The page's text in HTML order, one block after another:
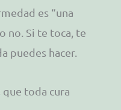
es “una
no. Si te toca, te
puedes hacer.
que toda cura